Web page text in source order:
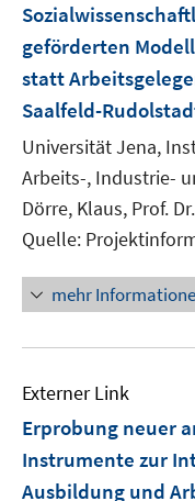
geförderten
statt
Saalfeld-
Universität Jena,
Arbeits-, Industrie-
Dörre, Klaus, Prof. Dr.
Quelle:
mehr
Externer Link
Erprobung neuer
Instrumente zur
Ausbildung und